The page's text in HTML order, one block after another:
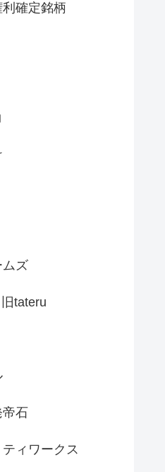
確定銘柄
ズ
tateru
石
ィワークス